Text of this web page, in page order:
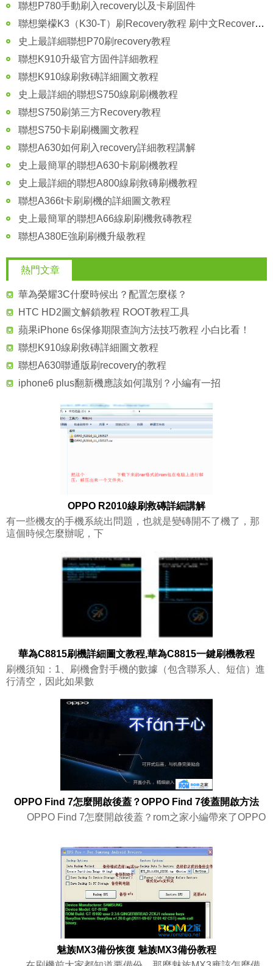
聯想P780手動刷入recovery以及卡刷固件
聯想樂檬K3（K30-T）刷Recovery教程 刷中文Recovery教程
史上最詳細聯想P70刷recovery教程
聯想K910升級官方固件詳細教程
聯想K910線刷救磚詳細圖文教程
史上最詳細的聯想S750線刷刷機教程
聯想S750刷第三方Recovery教程
聯想S750卡刷刷機圖文教程
聯想A630如何刷入recovery詳細教程講解
史上最簡單的聯想A630卡刷刷機教程
史上最詳細的聯想A800線刷救磚刷機教程
聯想A366t卡刷刷機的詳細圖文教程
史上最簡單的聯想A66線刷刷機救磚教程
聯想A380E強刷刷機升級教程
熱門文章
華為榮耀3C什麼時候出？配置怎麼樣？
HTC HD2圖文解鎖教程 ROOT教程工具
蘋果iPhone 6s保修期限查詢方法技巧教程 小白比看！
聯想K910線刷救磚詳細圖文教程
聯想A630聯通版刷recovery的教程
iphone6 plus翻新機應該如何識別？小編有一招
OPPO R2010線刷救磚詳細講解
有一些機友的手機系統出問題，也就是變磚開不了機了，那
這個時候怎麼辦呢，下
華為C8815刷機詳細圖文教程,華為C8815一鍵刷機教程
刷機須知：1、刷機會對手機的數據（包含聯系人、短信）進
行清空，因此如果數
OPPO Find 7怎麼開啟後蓋？OPPO Find 7後蓋開啟方法
OPPO Find 7怎麼開啟後蓋？rom之家小編帶來了OPPO
魅族MX3備份恢復 魅族MX3備份教程